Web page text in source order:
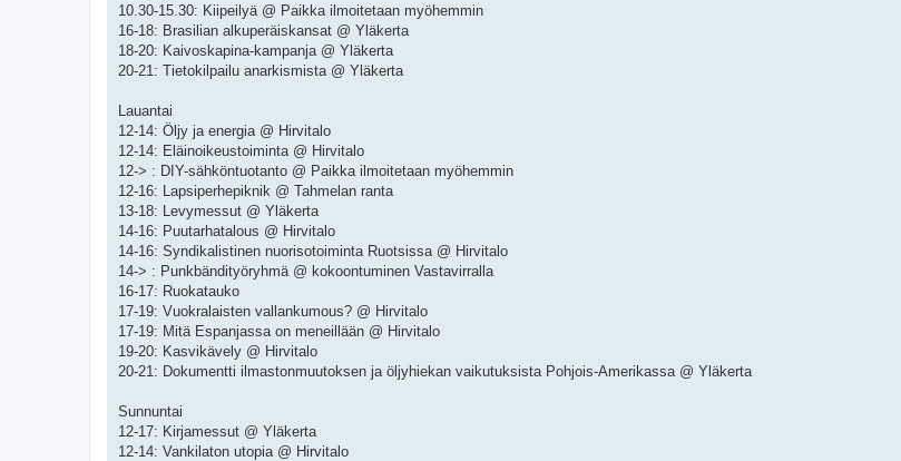
10.30-15.30: Kiipeilyä @ Paikka ilmoitetaan myöhemmin
16-18: Brasilian alkuperäiskansat @ Yläkerta
18-20: Kaivoskapina-kampanja @ Yläkerta
20-21: Tietokilpailu anarkismista @ Yläkerta
Lauantai
12-14: Öljy ja energia @ Hirvitalo
12-14: Eläinoikeustoiminta @ Hirvitalo
12-> : DIY-sähköntuotanto @ Paikka ilmoitetaan myöhemmin
12-16: Lapsiperhepiknik @ Tahmelan ranta
13-18: Levymessut @ Yläkerta
14-16: Puutarhatalous @ Hirvitalo
14-16: Syndikalistinen nuorisotoiminta Ruotsissa @ Hirvitalo
14-> : Punkbändityöryhmä @ kokoontuminen Vastavirralla
16-17: Ruokatauko
17-19: Vuokralaisten vallankumous? @ Hirvitalo
17-19: Mitä Espanjassa on meneillään @ Hirvitalo
19-20: Kasvikävely @ Hirvitalo
20-21: Dokumentti ilmastonmuutoksen ja öljyhiekan vaikutuksista Pohjois-Amerikassa @ Yläkerta
Sunnuntai
12-17: Kirjamessut @ Yläkerta
12-14: Vankilaton utopia @ Hirvitalo